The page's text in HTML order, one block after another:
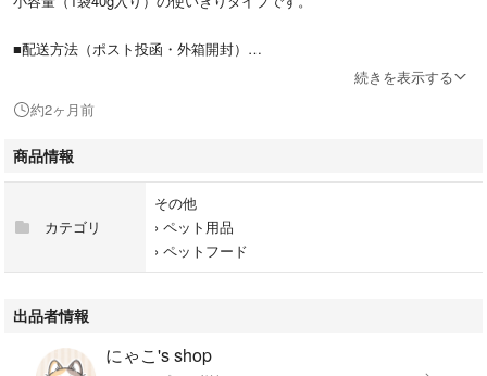
■配送方法（ポスト投函・外箱開封）
配送方法は匿名配送、追跡番号付きですのでご安心ください。
●ポスト投函品ですので、外箱を開封し中身と同梱でお届けいたします。
コスト削減のため簡易包装となります。
発送は、決済後2～5日以内の発送となります。
※土日祝日は除く
※重量オーバーの関係上配送方法の変更はできません。
続きを表示する
約2ヶ月前
商品情報
カテゴリ
その他
› ペット用品
› ペットフード
出品者情報
にゃこ's shop